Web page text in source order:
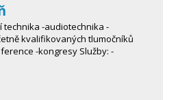
technika -audiotechnika -
kvalifikovaných tlumočníků
-kongresy Služby: -